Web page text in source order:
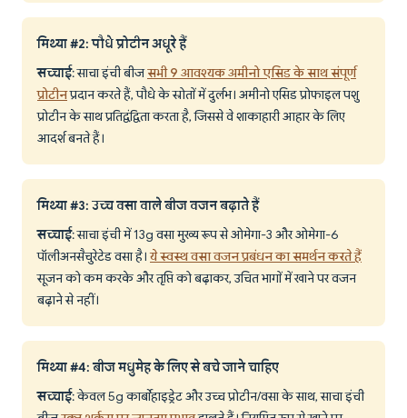
मिथ्या #2: पौधे प्रोटीन अधूरे हैं
सच्चाई: साचा इंची बीजसभी 9 आवश्यक अमीनो एसिड के साथ संपूर्ण
प्रोटीनप्रदान करते हैं, पौधे के स्रोतों में दुर्लभ। अमीनो एसिड प्रोफाइल पशु
प्रोटीन के साथ प्रतिद्वंद्विता करता है, जिससे वे शाकाहारी आहार के लिए
आदर्श बनते हैं।
मिथ्या #3: उच्च वसा वाले बीज वजन बढ़ाते हैं
सच्चाई: साचा इंची में 13g वसा मुख्य रूप से ओमेगा-3 और ओमेगा-6
पॉलीअनसैचुरेटेड वसा है।ये स्वस्थ वसा वजन प्रबंधन का समर्थन करते हैं
सूजन को कम करके और तृप्ति को बढ़ाकर, उचित भागों में खाने पर वजन
बढ़ाने से नहीं।
मिथ्या #4: बीज मधुमेह के लिए से बचे जाने चाहिए
सच्चाई: केवल 5g कार्बोहाइड्रेट और उच्च प्रोटीन/वसा के साथ, साचा इंची